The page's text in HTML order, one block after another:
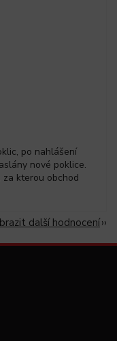
po nahlášení
nové poklice.
za kterou obchod
další hodnocení